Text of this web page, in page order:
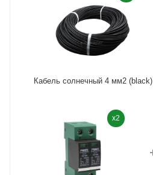
Кабель солнечный 4 мм2 (black)
x2